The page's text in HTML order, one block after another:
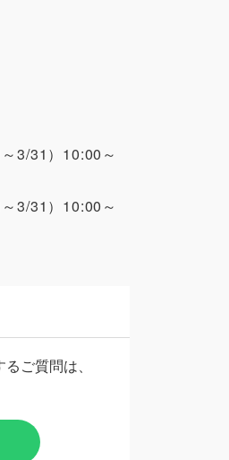
3/31）10:00～
3/31）10:00～
ご質問は、